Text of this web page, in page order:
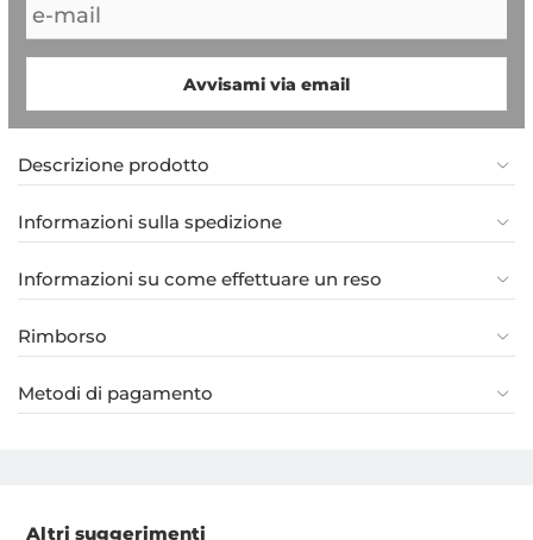
Avvisami via email
Descrizione prodotto
Informazioni sulla spedizione
Informazioni su come effettuare un reso
Rimborso
Metodi di pagamento
Altri suggerimenti